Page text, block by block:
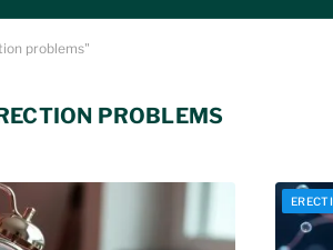
problems"
PROBLEMS